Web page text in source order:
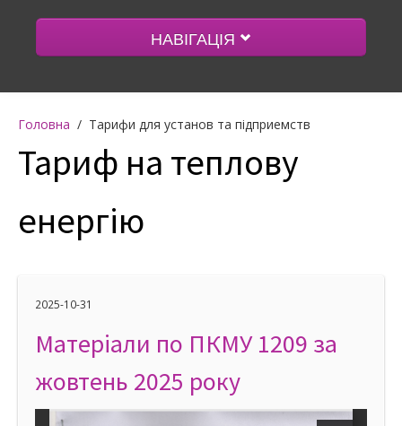
НАВІГАЦІЯ
Інформація
Тарифи
Ваш рахунок
Головна / Тарифи для установ та підприемств
Тариф на теплову
енергію
2025-10-31
Матеріали по ПКМУ 1209 за
жовтень 2025 року